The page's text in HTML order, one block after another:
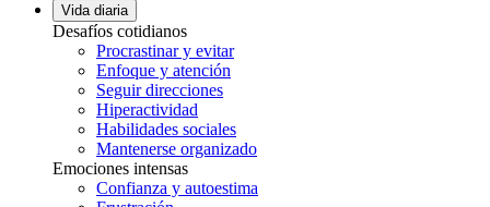
Vida diaria
Desafíos cotidianos
Procrastinar y evitar
Enfoque y atención
Seguir direcciones
Hiperactividad
Habilidades sociales
Mantenerse organizado
Emociones intensas
Confianza y autoestima